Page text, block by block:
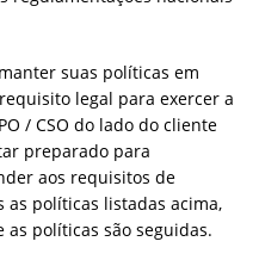
suas políticas em
legal para exercer a
/ CSO do lado do cliente
preparado para
aos requisitos de
as políticas listadas acima,
políticas são seguidas.